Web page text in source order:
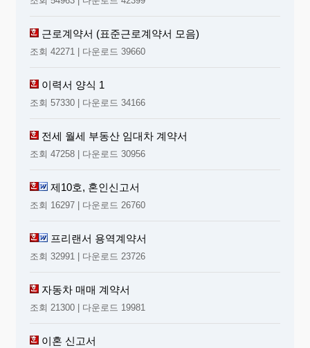
근로계약서 (표준근로계약서 모음)
조회 42271 | 다운로드 39660
이력서 양식 1
조회 57330 | 다운로드 34166
전세 월세 부동산 임대차 계약서
조회 47258 | 다운로드 30956
제10호, 혼인신고서
조회 16297 | 다운로드 26760
프리랜서 용역계약서
조회 32991 | 다운로드 23726
자동차 매매 계약서
조회 21300 | 다운로드 19981
이혼 신고서